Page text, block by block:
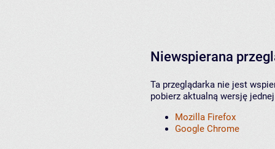
Niewspierana
Ta przeglądarka nie jest
pobierz aktualną wersję
Mozilla Firefox
Google Chrome